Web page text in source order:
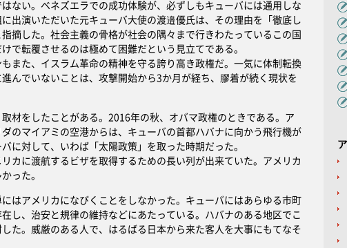
ない。ベネズエラでの成功体験が、必ずしもキューバには通用しな
出演いただいた元キューバ大使の渡邉優氏は、その理由を「徹底し
摘した。社会主義の骨格が社会の隅々まで行きわたっているこの国
で転覆させるのは極めて困難だという見立てである。
また、イスラム革命の精神を守る誇り高き政権だ。一気に体制転換
んでいないことは、攻撃開始から3か月が経ち、膠着が続く現状を
材をしたことがある。2016年の秋、オバマ政権のときである。ア
のマイアミの空港からは、キューバの首都ハバナに向かう飛行機が
に対して、いわば「太陽政策」を取った時期だった。
カに渡航するビザを取得するための長い列が出来ていた。アメリカ
った。
はアメリカになびくことをしなかった。キューバにはあらゆる市町
し、治安と規律の維持などにあたっている。ハバナのある地区でこ
た。威厳のある人で、はるばる日本から来た客人を大事にもてなそ